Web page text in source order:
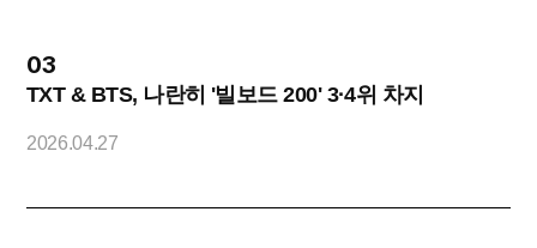
03
TXT & BTS, 나란히 '빌보드 200' 3·4위 차지
2026.04.27